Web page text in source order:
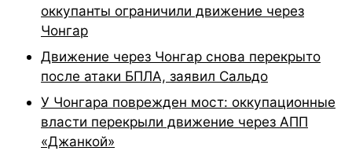
оккупанты ограничили движение через
Чонгар
Движение через Чонгар снова перекрыто
после атаки БПЛА, заявил Сальдо
У Чонгара поврежден мост: оккупационные
власти перекрыли движение через АПП
«Джанкой»